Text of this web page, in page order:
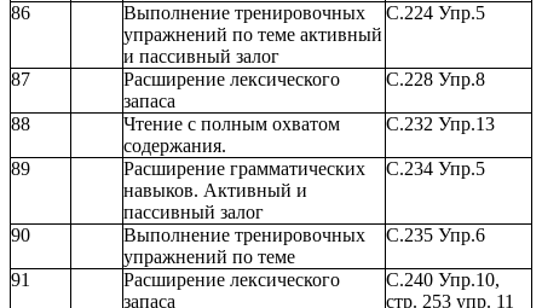
86
Выполнение тренировочных
упражнений по теме активный
и пассивный залог
С.224 Упр.5
87
Расширение лексического
запаса
С.228 Упр.8
88
Чтение с полным охватом
содержания.
С.232 Упр.13
89
Расширение грамматических
навыков. Активный и
пассивный залог
С.234 Упр.5
90
Выполнение тренировочных
упражнений по теме
С.235 Упр.6
91
Расширение лексического
запаса
С.240 Упр.10,
стр. 253 упр. 11